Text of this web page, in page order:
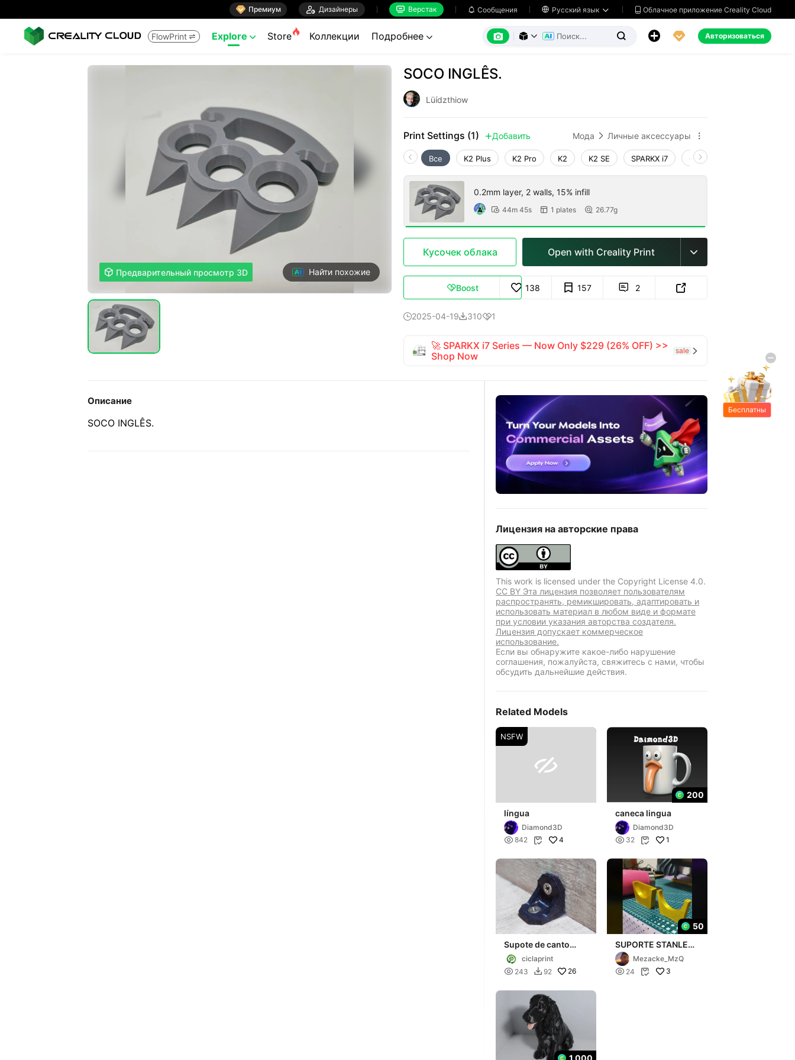
 Премиум  Дизайнеры  Верстак  Сообщения  Русский язык   Облачное приложение Creality Cloud
FlowPrint  Explore  Store Коллекции Подробнее        Авторизоваться
 Предварительный просмотр 3D Найти похожие
SOCO INGLÊS.
Lüídzthiow
Print Settings (1)  Добавить Мода  Личные аксессуары 
Все K2 Plus K2 Pro K2 K2 SE SPARKX i7 Creality Hi
0.2mm layer, 2 walls, 15% infill
 44m 45s  1 plates  26.77g
Кусочек облака Open with Creality Print 
Boost 138 157  2 
2025-04-193101
🚀 SPARKX i7 Series — Now Only $229 (26% OFF) >>
Shop Now
sale 
Описание
SOCO INGLÊS.
Лицензия на авторские права
This work is licensed under the Copyright License 4.0.
CC BY Эта лицензия позволяет пользователям
распространять, ремикшировать, адаптировать и
использовать материал в любом виде и формате
при условии указания авторства создателя.
Лицензия допускает коммерческое
использование.
Если вы обнаружите какое-либо нарушение
соглашения, пожалуйста, свяжитесь с нами, чтобы
обсудить дальнейшие действия.
Related Models
NSFW

língua
Diamond3D
 842  4
200
caneca lingua
Diamond3D
 32  1
Supote de canto
reforçado
ciclaprint
 243  92 26
50
SUPORTE STANLEY
- Para gravação de
copos Stanley
Mezacke_MzQ
 24  3
1,000
Бесплатны